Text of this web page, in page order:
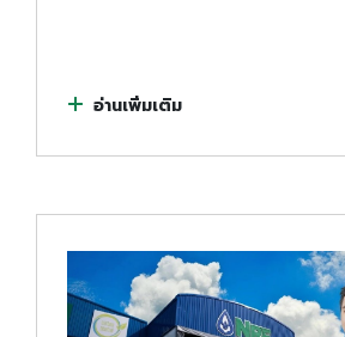
อ่านเพิ่มเติม